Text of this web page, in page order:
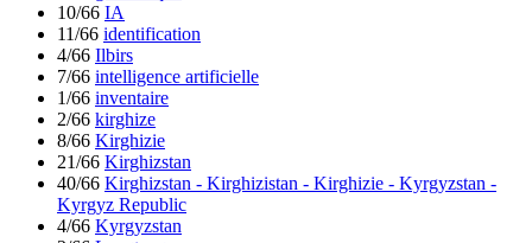
10/66 IA
11/66 identification
4/66 Ilbirs
7/66 intelligence artificielle
1/66 inventaire
2/66 kirghize
8/66 Kirghizie
21/66 Kirghizstan
40/66 Kirghizstan - Kirghizistan - Kirghizie - Kyrgyzstan -
Kyrgyz Republic
4/66 Kyrgyzstan